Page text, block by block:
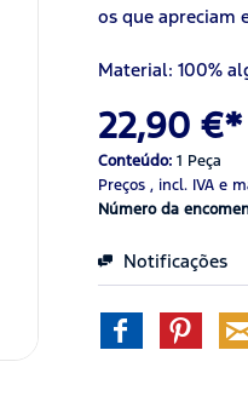
os que apreciam
Material: 100%
22,90 €*
Conteúdo:1 Peça
Preços , incl. IVAe
Número da
Notificações